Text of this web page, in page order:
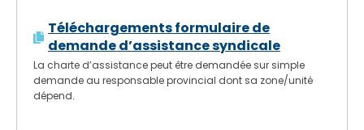
Téléchargements formulaire de
demande d’assistance syndicale
La charte d’assistance peut être demandée sur simple
demande au responsable provincial dont sa zone/unité
dépend.